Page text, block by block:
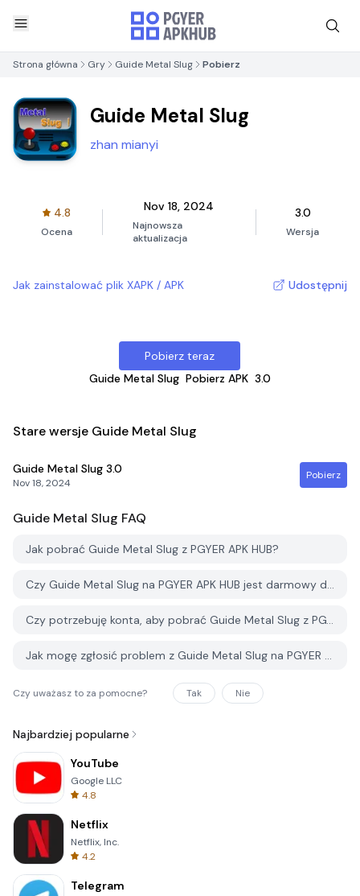
Strona główna Gry Guide Metal Slug Pobierz
Guide Metal Slug
zhan mianyi
4.8
Ocena
Nov 18, 2024
Najnowsza
aktualizacja
3.0
Wersja
Jak zainstalować plik XAPK / APK Udostępnij
Pobierz teraz
Guide Metal Slug Pobierz APK 3.0
Stare wersje Guide Metal Slug
Guide Metal Slug 3.0
Nov 18, 2024
Pobierz
Guide Metal Slug FAQ
Jak pobrać Guide Metal Slug z PGYER APK HUB?
Czy Guide Metal Slug na PGYER APK HUB jest darmowy do pobrania?
Czy potrzebuję konta, aby pobrać Guide Metal Slug z PGYER APK HUB?
Jak mogę zgłosić problem z Guide Metal Slug na PGYER APK HUB?
Czy uważasz to za pomocne? Tak Nie
Najbardziej popularne
YouTube
Google LLC
4.8
Netflix
Netflix, Inc.
4.2
Telegram